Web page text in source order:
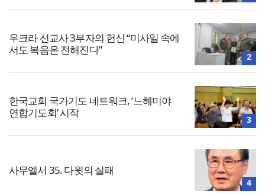
우크라 선교사 3부자의 헌신 “미사일 속에
서도 복음은 전해진다”
2
한국교회 국가기도 네트워크, ‘느헤미야
연합기도회’ 시작
3
사무엘서 35. 다윗의 실패
4